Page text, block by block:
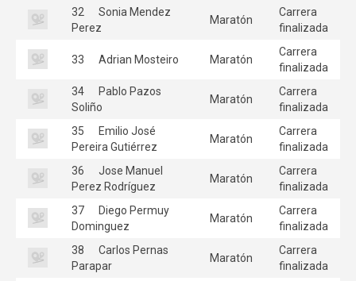
32
Sonia Mendez
Perez
Maratón
Carrera
finalizada
33 Adrian Mosteiro Maratón
Carrera
finalizada
34
Pablo Pazos
Soliño
Maratón
Carrera
finalizada
35
Emilio José
Pereira Gutiérrez
Maratón
Carrera
finalizada
36
Jose Manuel
Perez Rodríguez
Maratón
Carrera
finalizada
37
Diego Permuy
Dominguez
Maratón
Carrera
finalizada
38
Carlos Pernas
Parapar
Maratón
Carrera
finalizada